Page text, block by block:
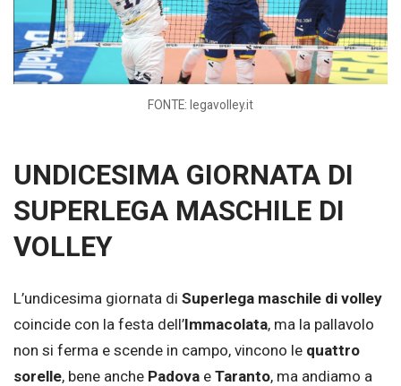
FONTE: legavolley.it
UNDICESIMA GIORNATA DI
SUPERLEGA MASCHILE DI
VOLLEY
L’undicesima giornata di Superlega maschile di volley
coincide con la festa dell’Immacolata, ma la pallavolo
non si ferma e scende in campo, vincono le quattro
sorelle, bene anche Padova e Taranto, ma andiamo a